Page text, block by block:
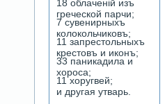
18 облаченiй изъ
греческой парчи;
7 сувенирныхъ
колокольчиковъ;
11 запрестольныхъ
крестовъ и иконъ;
33 паникадила и
хороса;
11 хоругвей;
и другая утварь.